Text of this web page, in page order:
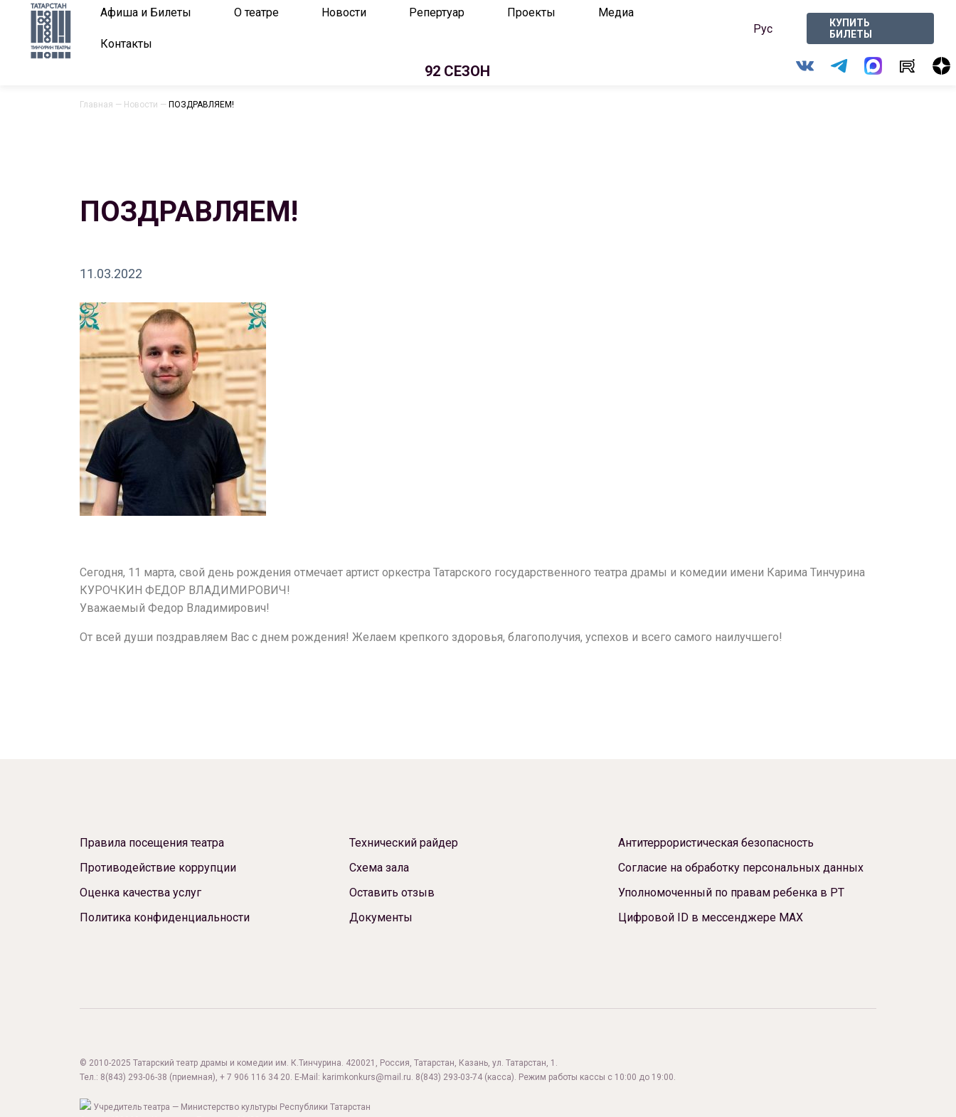
Афиша и Билеты О театре Новости Репертуар Проекты Медиа
Контакты
Рус
КУПИТЬ
БИЛЕТЫ
92 СЕЗОН
Главная — Новости — ПОЗДРАВЛЯЕМ!
ПОЗДРАВЛЯЕМ!
11.03.2022
Сегодня, 11 марта, свой день рождения отмечает артист оркестра Татарского государственного театра драмы и комедии имени Карима Тинчурина
КУРОЧКИН ФЕДОР ВЛАДИМИРОВИЧ!
Уважаемый Федор Владимирович!
От всей души поздравляем Вас с днем рождения! Желаем крепкого здоровья, благополучия, успехов и всего самого наилучшего!
Правила посещения театра
Противодействие коррупции
Оценка качества услуг
Политика конфиденциальности
Технический райдер
Схема зала
Оставить отзыв
Документы
Антитеррористическая безопасность
Согласие на обработку персональных данных
Уполномоченный по правам ребенка в РТ
Цифровой ID в мессенджере МАХ
© 2010-2025 Татарский театр драмы и комедии им. К.Тинчурина. 420021, Россия, Татарстан, Казань, ул. Татарстан, 1.
Тел.: 8(843) 293-06-38 (приемная), + 7 906 116 34 20. E-Mail: karimkonkurs@mail.ru. 8(843) 293-03-74 (касса). Режим работы кассы с 10:00 до 19:00.
Учредитель театра — Министерство культуры Республики Татарстан